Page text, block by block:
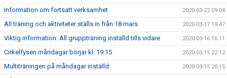
Information om fortsatt verksamhet 2020-03-22 09:04
All träning och aktiviteter ställs in från 18 mars 2020-03-17 19:47
Viktig information: All gruppträning inställd tills vidare 2020-03-16 16:11
Cirkelfysen måndagar börjar kl. 19:15 2020-03-15 22:12
Multiträningen på måndagar inställd 2020-03-15 20:15